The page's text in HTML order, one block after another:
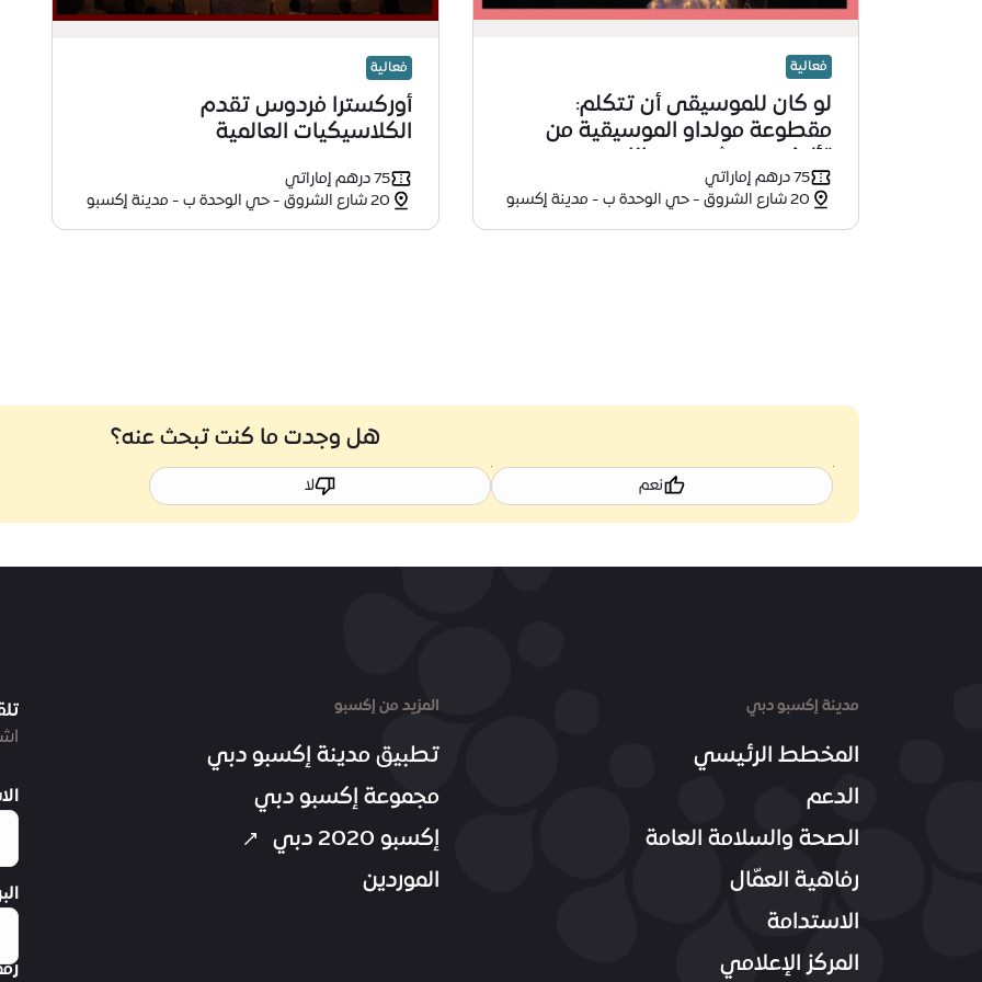
فعالية
لو كان للموسيقى أن تتكلم:
مقطوعة مولداو الموسيقية من
تأليف بدريتش سميتانا
75 درهم إماراتي
20 شارع الشروق - حي الوحدة ب - مدينة إكسبو
فعالية
أوركسترا فردوس تقدم
الكلاسيكيات العالمية
75 درهم إماراتي
20 شارع الشروق - حي الوحدة ب - مدينة إكسبو
هل وجدت ما كنت تبحث عنه؟
نعم لا
مدينة إكسبو دبي
المخطط الرئيسي
الدعم
الصحة والسلامة العامة
رفاهية العمّال
الاستدامة
المركز الإعلامي
المزيد من إكسبو
تطبيق مدينة إكسبو دبي
مجموعة إكسبو دبي
إكسبو 2020 دبي
الموردين